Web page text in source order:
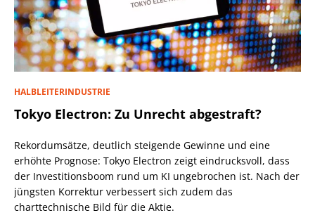
HALBLEITERINDUSTRIE
Tokyo Electron: Zu Unrecht abgestraft?
Rekordumsätze, deutlich steigende Gewinne und eine
erhöhte Prognose: Tokyo Electron zeigt eindrucksvoll, dass
der Investitionsboom rund um KI ungebrochen ist. Nach der
jüngsten Korrektur verbessert sich zudem das
charttechnische Bild für die Aktie.